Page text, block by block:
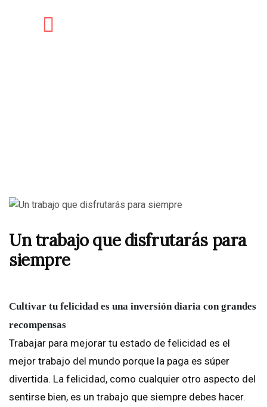
Un trabajo que disfrutarás para
siempre
Cultivar tu felicidad es una inversión diaria con grandes
recompensas
Trabajar para mejorar tu estado de felicidad es el
mejor trabajo del mundo porque la paga es súper
divertida. La felicidad, como cualquier otro aspecto del
sentirse bien, es un trabajo que siempre debes hacer.